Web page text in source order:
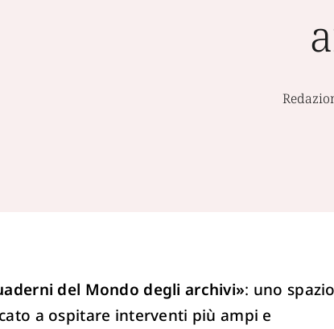
del Mondo degli archivi»: uno spazio
a ospitare interventi più ampi e